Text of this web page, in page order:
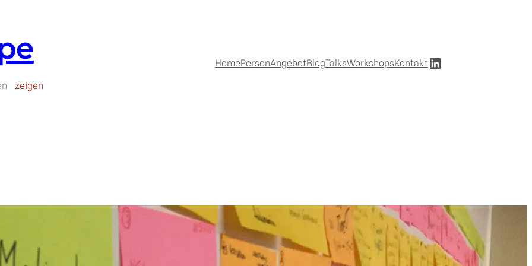
zeigen
HomePersonAngebotBlogTalksWorkshopsKontaktLinkedIn